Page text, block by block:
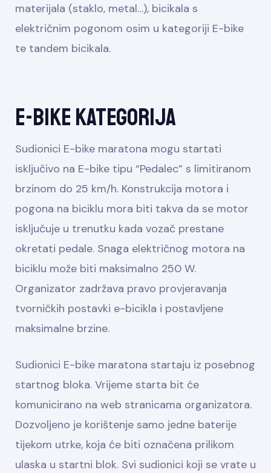
materijala (staklo, metal…), bicikala s
električnim pogonom osim u kategoriji E-bike
te tandem bicikala.
E-bike kategorija
Sudionici E-bike maratona mogu startati
isključivo na E-bike tipu “Pedalec” s limitiranom
brzinom do 25 km/h. Konstrukcija motora i
pogona na biciklu mora biti takva da se motor
isključuje u trenutku kada vozač prestane
okretati pedale. Snaga električnog motora na
biciklu može biti maksimalno 250 W.
Organizator zadržava pravo provjeravanja
tvorničkih postavki e-bicikla i postavljene
maksimalne brzine.
Sudionici E-bike maratona startaju iz posebnog
startnog bloka. Vrijeme starta bit će
komunicirano na web stranicama organizatora.
Dozvoljeno je korištenje samo jedne baterije
tijekom utrke, koja će biti označena prilikom
ulaska u startni blok. Svi sudionici koji se vrate u